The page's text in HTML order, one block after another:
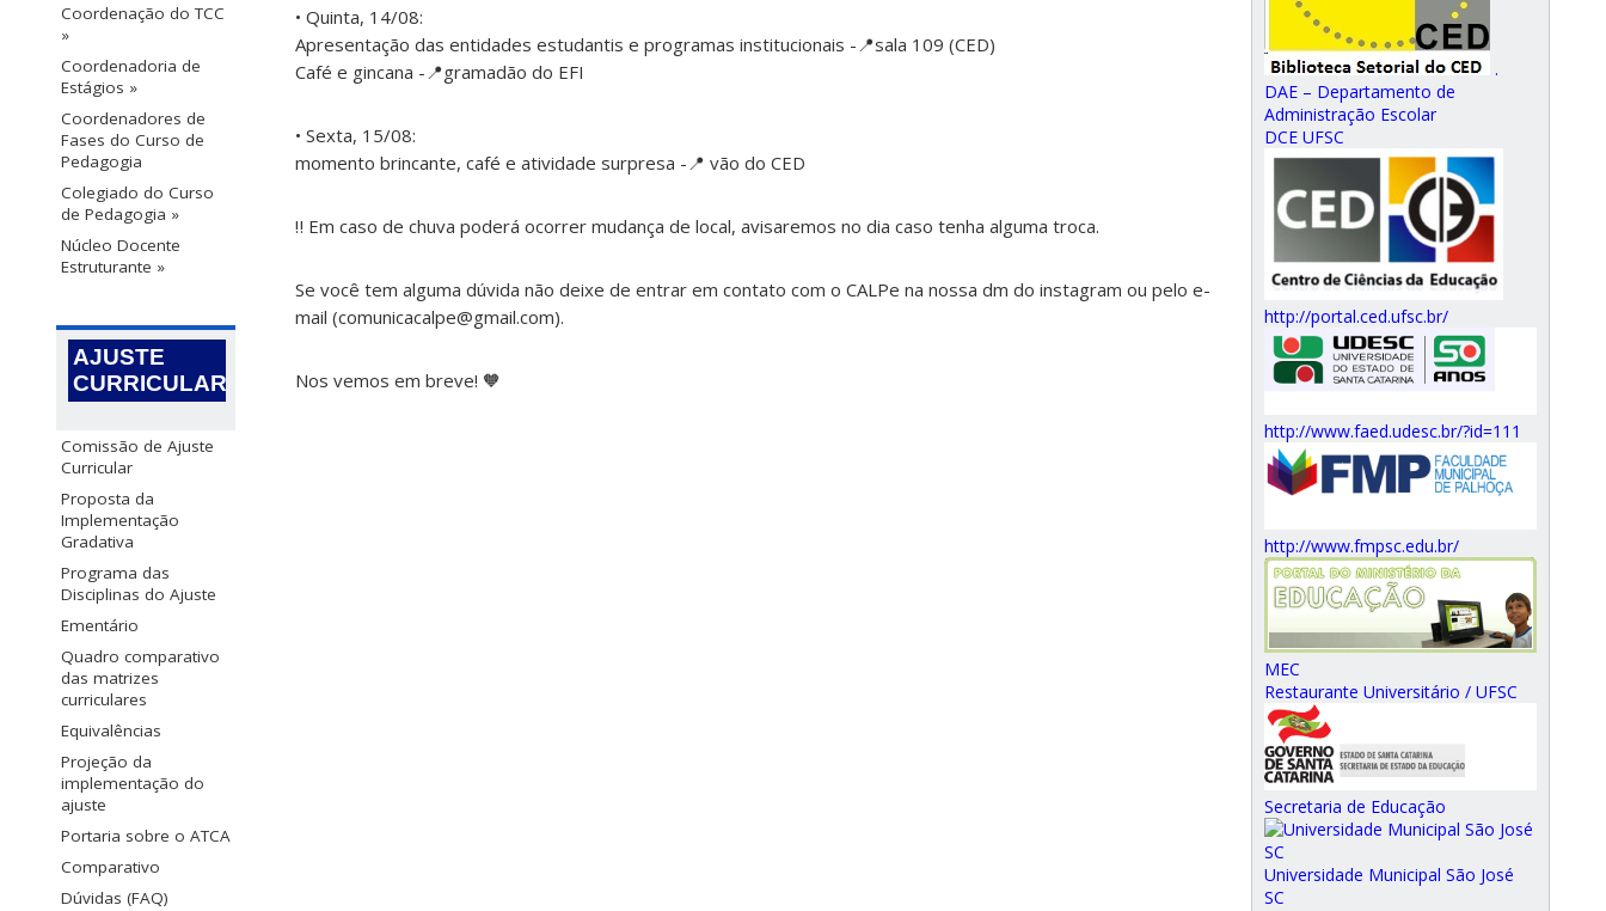
Coordenação do TCC
»
Coordenadoria de
Estágios »
Coordenadores de
Fases do Curso de
Pedagogia
Colegiado do Curso
de Pedagogia »
Núcleo Docente
Estruturante »
AJUSTE
CURRICULAR
Comissão de Ajuste
Curricular
Proposta da
Implementação
Gradativa
Programa das
Disciplinas do Ajuste
Ementário
Quadro comparativo
das matrizes
curriculares
Equivalências
Projeção da
implementação do
ajuste
Portaria sobre o ATCA
Comparativo
Dúvidas (FAQ)
• Quinta, 14/08:
Apresentação das entidades estudantis e programas institucionais -📍sala 109 (CED)
Café e gincana -📍gramadão do EFI
• Sexta, 15/08:
momento brincante, café e atividade surpresa -📍 vão do CED
‼️ Em caso de chuva poderá ocorrer mudança de local, avisaremos no dia caso tenha alguma troca.
Se você tem alguma dúvida não deixe de entrar em contato com o CALPe na nossa dm do instagram ou pelo e-
mail (comunicacalpe@gmail.com).
Nos vemos em breve! 🧡
.
DAE – Departamento de
Administração Escolar
DCE UFSC
http://portal.ced.ufsc.br/
http://www.faed.udesc.br/?id=111
http://www.fmpsc.edu.br/
MEC
Restaurante Universitário / UFSC
Secretaria de Educação
Universidade Municipal São José
SC